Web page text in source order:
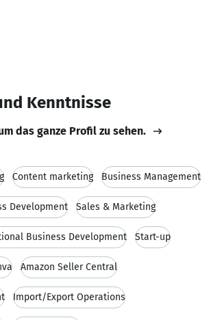
Kenntnisse
das ganze Profil zu sehen.
Content marketing Business Management
Development Sales & Marketing
Business Development Start-up
Amazon Seller Central
Import/Export Operations